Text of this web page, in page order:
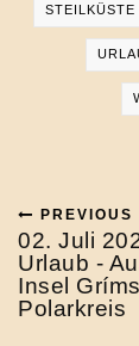
PREVIOUS
02. Juli
Urlaub -
Insel
Polarkreis